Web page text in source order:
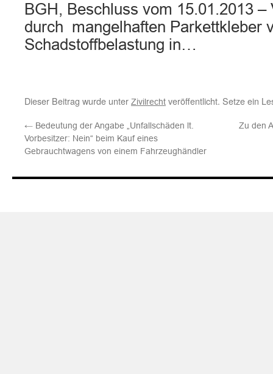
BGH, Beschluss vom 15.01.2013 –
durch mangelhaften Parkettkleber
Schadstoffbelastung in…
Dieser Beitrag wurde unter Zivilrecht veröffentlicht. Setze ein
← Bedeutung der Angabe „Unfallschäden lt.
Vorbesitzer: Nein“ beim Kauf eines
Gebrauchtwagens von einem Fahrzeughändler
Zu den